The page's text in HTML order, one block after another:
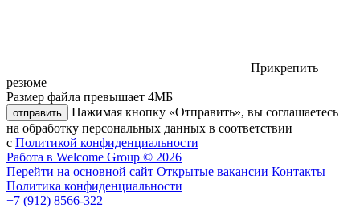
Прикрепить
резюме
Размер файла превышает 4МБ
отправить
Нажимая кнопку «Отправить», вы соглашаетесь
на обработку персональных данных в соответствии
с Политикой конфиденциальности
Работа в Welcome Group © 2026
Перейти на основной сайт Открытые вакансии Контакты
Политика конфиденциальности
+7 (912) 8566-322